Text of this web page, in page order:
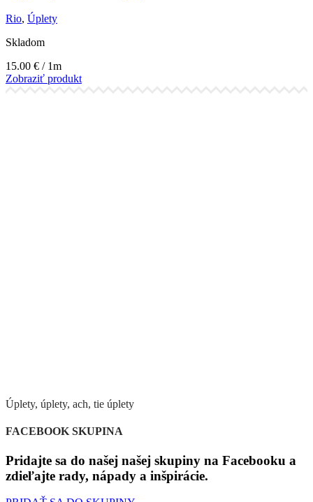
Rio, Úplety
Skladom
15.00 € / 1m
Zobraziť produkt
Úplety, úplety, ach, tie úplety
FACEBOOK SKUPINA
Pridajte sa do našej našej skupiny na Facebooku a
zdieľajte rady, nápady a inšpirácie.